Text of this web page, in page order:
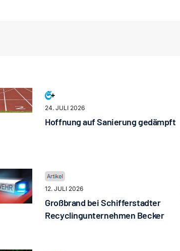
24. JULI 2026
Hoffnung auf Sanierung gedämpft
12. JULI 2026
Großbrand bei Schifferstadter
Recyclingunternehmen Becker